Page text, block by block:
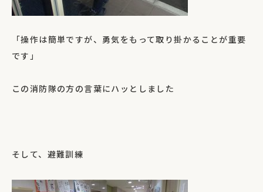
「操作は簡単ですが、勇気をもって取り掛かることが重要
です」
この消防隊の方の言葉にハッとしました
そして、避難訓練